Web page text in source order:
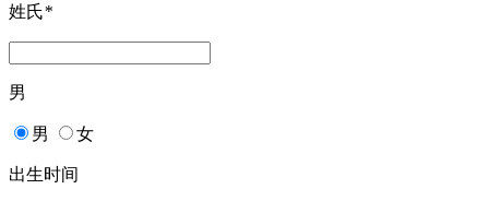
姓氏*
男
男 女
出生时间